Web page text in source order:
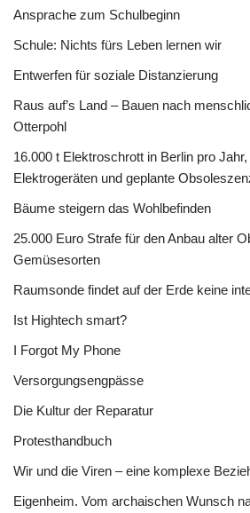
Ansprache zum Schulbeginn
Schule: Nichts fürs Leben lernen wir
Entwerfen für soziale Distanzierung
Raus auf’s Land – Bauen nach
Otterpohl
16.000 t Elektroschrott in Berlin pro
Elektrogeräten und geplante
Bäume steigern das Wohlbefinden
25.000 Euro Strafe für den Anbau alter
Gemüsesorten
Raumsonde findet auf der Erde keine
Ist Hightech smart?
I Forgot My Phone
Versorgungsengpässe
Die Kultur der Reparatur
Protesthandbuch
Wir und die Viren – eine komplexe
Eigenheim. Vom archaischen Wunsch